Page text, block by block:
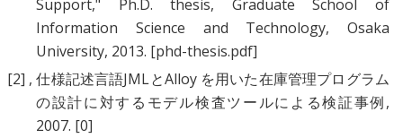
Support," Ph.D. thesis, Graduate School of
Information Science and Technology, Osaka
University, 2013. [phd-thesis.pdf]
[2] ,仕様記述言語JMLとAlloy を用いた在庫管理プログラム
の設計に対するモデル検査ツールによる検証事例,
2007. [0]